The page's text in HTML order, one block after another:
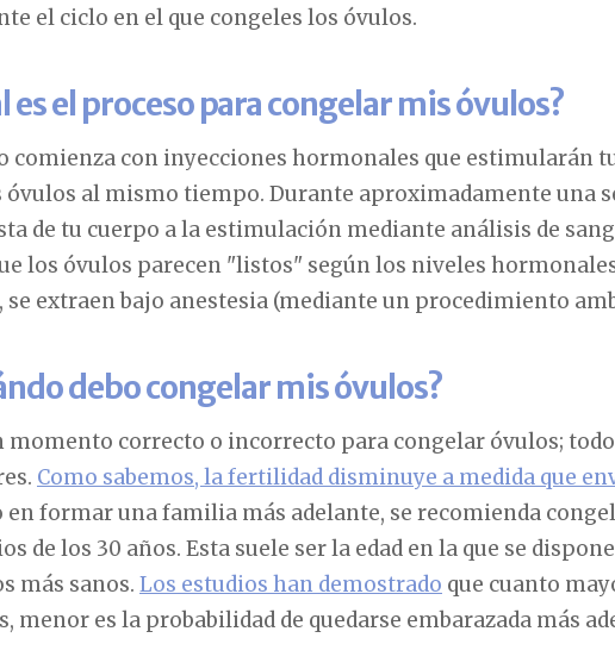
el ciclo en el que congeles los óvulos.
es el proceso para congelar mis óvulos?
comienza con inyecciones hormonales que estimularán
al mismo tiempo. Durante aproximadamente una
de tu cuerpo a la estimulación mediante análisis de
los óvulos parecen "listos" según los niveles
se extraen bajo anestesia (mediante un procedimiento
debo congelar mis óvulos?
momento correcto o incorrecto para congelar óvulos;
Como sabemos, la fertilidad disminuye a medida que
en formar una familia más adelante, se recomienda
de los 30 años. Esta suele ser la edad en la que se
más sanos. Los estudios han demostrado que cuanto
menor es la probabilidad de quedarse embarazada más